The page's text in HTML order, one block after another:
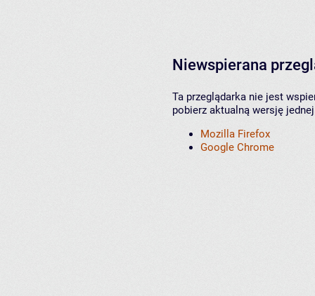
Niewspierana
Ta przeglądarka nie jest
pobierz aktualną wersję
Mozilla Firefox
Google Chrome